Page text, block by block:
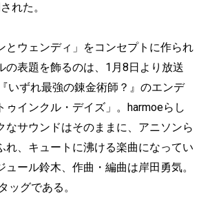
れた。
とウェンディ」をコンセプトに作られ
の表題を飾るのは、1月8日より放送
いずれ最強の錬金術師？』のエンデ
ゥインクル・デイズ」。harmoeらし
なサウンドはそのままに、アニソンら
れ、キュートに沸ける楽曲になってい
ュール鈴木、作曲・編曲は岸田勇気。
ッグである。